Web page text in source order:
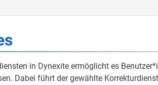
in Dynexite ermöglicht es
Dabei führt der gewählte